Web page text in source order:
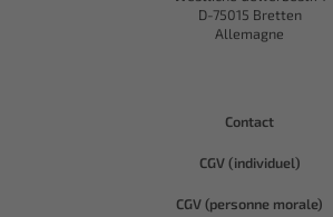
D-75015 Bretten
Allemagne
Contact
CGV (individuel)
CGV (personne morale)